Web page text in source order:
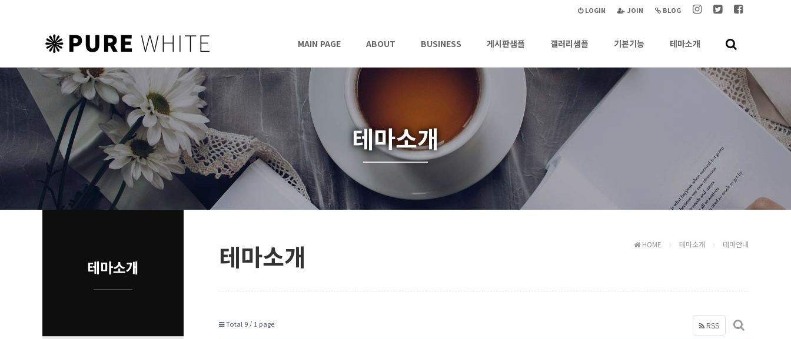
BLOG
JOIN
LOGIN
MAIN PAGE ABOUT BUSINESS 게시판샘플 갤러리샘플 기본기능
하위분류
테마소개
하위분류
테마소개
테마소개 HOME 테마소개 테마안내
Total 9 / 1 page RSS
테마소개